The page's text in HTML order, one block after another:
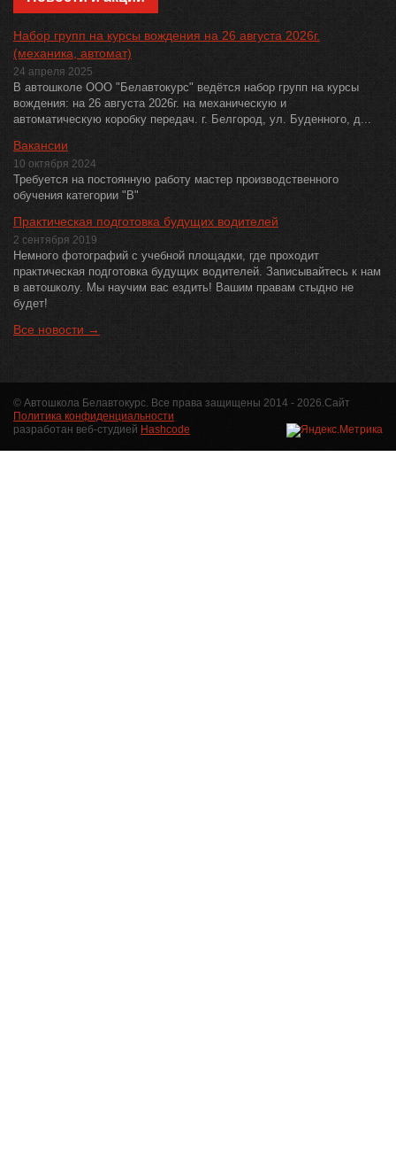
Набор групп на курсы вождения на 26 августа 2026г.
(механика, автомат)
24 апреля 2025
В автошколе ООО "Белавтокурс" ведётся набор групп на курсы
вождения: на 26 августа 2026г. на механическую и
автоматическую коробку передач. г. Белгород, ул. Буденного, д...
Вакансии
10 октября 2024
Требуется на постоянную работу мастер производственного
обучения категории "В"
Практическая подготовка будущих водителей
2 сентября 2019
Немного фотографий с учебной площадки, где проходит
практическая подготовка будущих водителей. Записывайтесь к нам
в автошколу. Мы научим вас ездить! Вашим правам стыдно не
будет!
Все новости →
© Автошкола Белавтокурс. Все права защищены 2014 - 2026.
Политика конфиденциальности
Сайт
разработан веб-студией Hashcode